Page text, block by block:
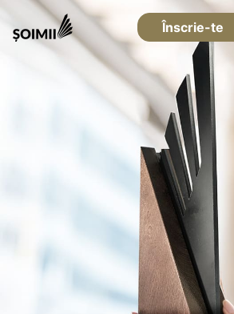
Înscrie-te